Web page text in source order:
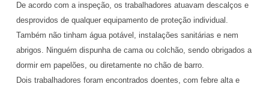
De acordo com a inspeção, os trabalhadores atuavam descalços e
desprovidos de qualquer equipamento de proteção individual.
Também não tinham água potável, instalações sanitárias e nem
abrigos. Ninguém dispunha de cama ou colchão, sendo obrigados a
dormir em papelões, ou diretamente no chão de barro.
Dois trabalhadores foram encontrados doentes, com febre alta e